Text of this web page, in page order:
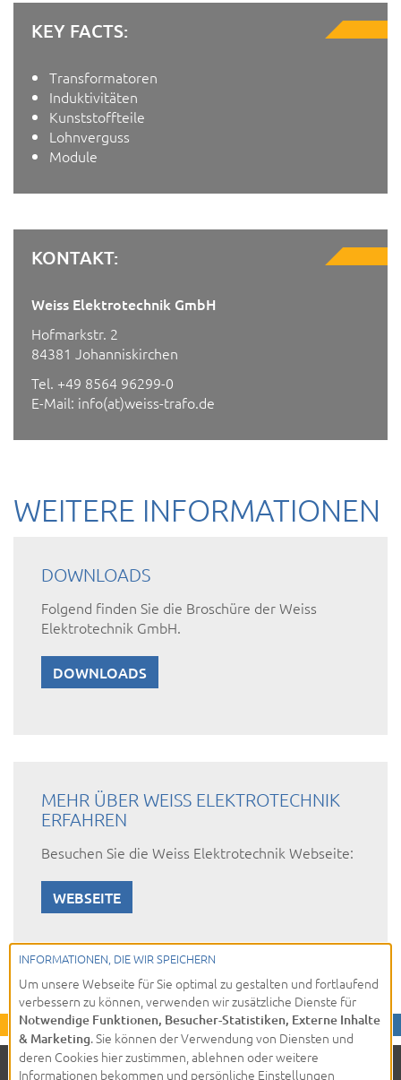
KEY FACTS:
Transformatoren
Induktivitäten
Kunststoffteile
Lohnverguss
Module
KONTAKT:
Weiss Elektrotechnik GmbH
Hofmarkstr. 2
84381 Johanniskirchen
Tel. +49 8564 96299-0
E-Mail: info(at)weiss-trafo.de
WEITERE INFORMATIONEN
DOWNLOADS
Folgend finden Sie die Broschüre der Weiss
Elektrotechnik GmbH.
DOWNLOADS
MEHR ÜBER WEISS ELEKTROTECHNIK
ERFAHREN
Besuchen Sie die Weiss Elektrotechnik Webseite:
WEBSEITE
INFORMATIONEN, DIE WIR SPEICHERN
Um unsere Webseite für Sie optimal zu gestalten und fortlaufend
verbessern zu können, verwenden wir zusätzliche Dienste für
Notwendige Funktionen, Besucher-Statistiken, Externe Inhalte
& Marketing. Sie können der Verwendung von Diensten und
deren Cookies hier zustimmen, ablehnen oder weitere
Informationen bekommen und persönliche Einstellungen